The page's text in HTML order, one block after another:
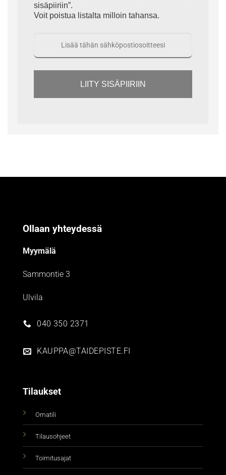
sisäpiiriin”.
Voit poistua listalta milloin tahansa.
LIITY SISÄPIIRIIN
Ollaan yhteydessä
Myymälä
Sammontie 3
Ulvila
040 350 2371
KAUPPA@TAIDEPISTE.FI
Tilaukset
Omatili
Tilausohjeet
Toimitusajat